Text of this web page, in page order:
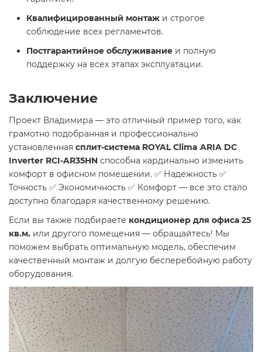
Квалифицированный монтаж и строгое
соблюдение всех регламентов.
Постгарантийное обслуживание и полную
поддержку на всех этапах эксплуатации.
Заключение
Проект Владимира — это отличный пример того, как
грамотно подобранная и профессионально
установленная сплит-система ROYAL Clima ARIA DC
Inverter RCI-AR35HN способна кардинально изменить
комфорт в офисном помещении. ✅ Надежность ✅
Точность ✅ Экономичность ✅ Комфорт — все это стало
доступно благодаря качественному решению.
Если вы также подбираете кондиционер для офиса 25
кв.м. или другого помещения — обращайтесь! Мы
поможем выбрать оптимальную модель, обеспечим
качественный монтаж и долгую бесперебойную работу
оборудования.